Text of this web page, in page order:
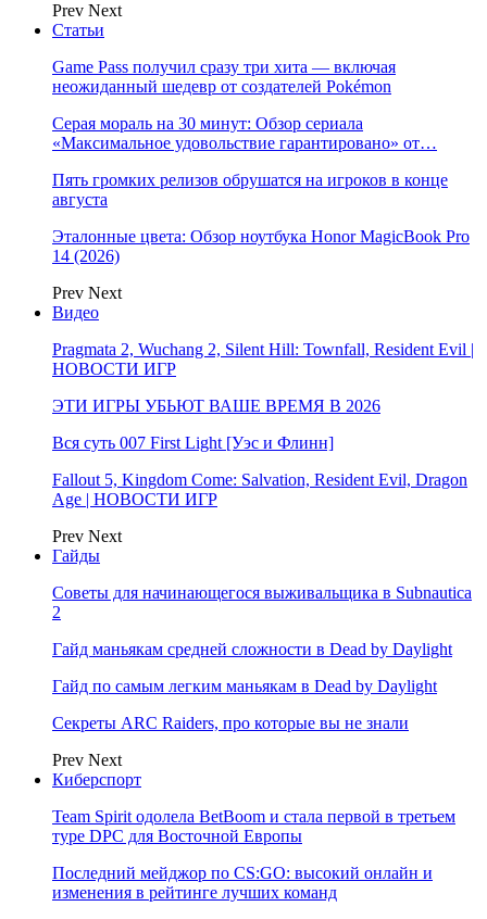
Prev Next
Статьи
Game Pass получил сразу три хита — включая
неожиданный шедевр от создателей Pokémon
Серая мораль на 30 минут: Обзор сериала
«Максимальное удовольствие гарантировано» от…
Пять громких релизов обрушатся на игроков в конце
августа
Эталонные цвета: Обзор ноутбука Honor MagicBook Pro
14 (2026)
Prev Next
Видео
Pragmata 2, Wuchang 2, Silent Hill: Townfall, Resident Evil |
НОВОСТИ ИГР
ЭТИ ИГРЫ УБЬЮТ ВАШЕ ВРЕМЯ В 2026
Вся суть 007 First Light [Уэс и Флинн]
Fallout 5, Kingdom Come: Salvation, Resident Evil, Dragon
Age | НОВОСТИ ИГР
Prev Next
Гайды
Советы для начинающегося выживальщика в Subnautica
2
Гайд маньякам средней сложности в Dead by Daylight
Гайд по самым легким маньякам в Dead by Daylight
Секреты ARC Raiders, про которые вы не знали
Prev Next
Киберспорт
Team Spirit одолела BetBoom и стала первой в третьем
туре DPC для Восточной Европы
Последний мейджор по CS:GO: высокий онлайн и
изменения в рейтинге лучших команд